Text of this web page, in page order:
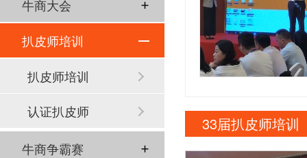
33届扒皮师培训
牛商大会
扒皮师培训
扒皮师培训
认证扒皮师
牛商争霸赛